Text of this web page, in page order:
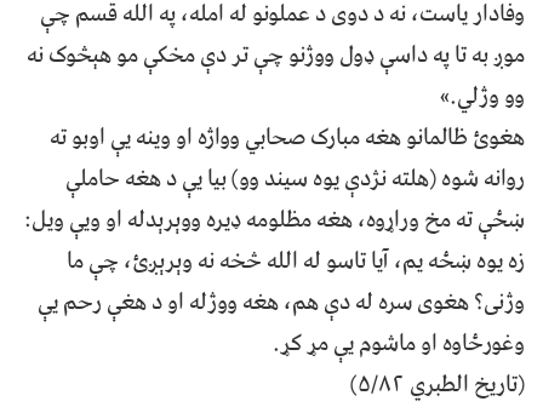
وفادار یاست، نه د دوی د عملونو له امله، په الله قسم چې
موږ به تا په داسې ډول ووژنو چې تر دې مخکې مو هېڅوک نه
وو وژلي.»
هغوئ ظالمانو هغه مبارک صحابي وواژه او وینه یې اوبو ته
روانه شوه (هلته نژدې یوه سیند وو) بيا يې د هغه حاملې
ښځې ته مخ وراړوه، هغه مظلومه ډيره ووېرېدله او ويې ويل:
زه يوه ښځه يم، آيا تاسو له الله څخه نه وېرېږئ، چې ما
وژنى؟ هغوى سره له دې هم، هغه ووژله او د هغې رحم یې
وغورځاوه او ماشوم يې مړ کړ.
(تاریخ الطبري ۵/۸۲)